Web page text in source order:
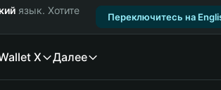
язык. Хотите
Переключитесь на
X Далее